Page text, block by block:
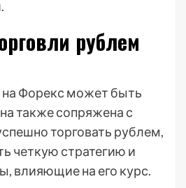
рублем
Форекс может быть
также сопряжена с
торговать рублем,
четкую стратегию и
влияющие на его курс.